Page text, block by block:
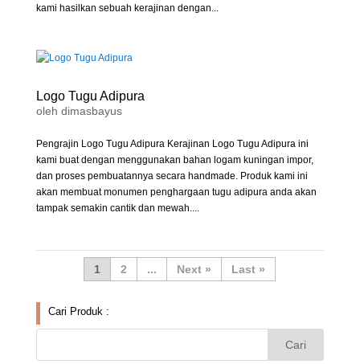
kami hasilkan sebuah kerajinan dengan...
Logo Tugu Adipura
oleh dimasbayus
Pengrajin Logo Tugu Adipura Kerajinan Logo Tugu Adipura ini
kami buat dengan menggunakan bahan logam kuningan impor,
dan proses pembuatannya secara handmade. Produk kami ini
akan membuat monumen penghargaan tugu adipura anda akan
tampak semakin cantik dan mewah....
1 2 ... » Last »
Cari Produk :